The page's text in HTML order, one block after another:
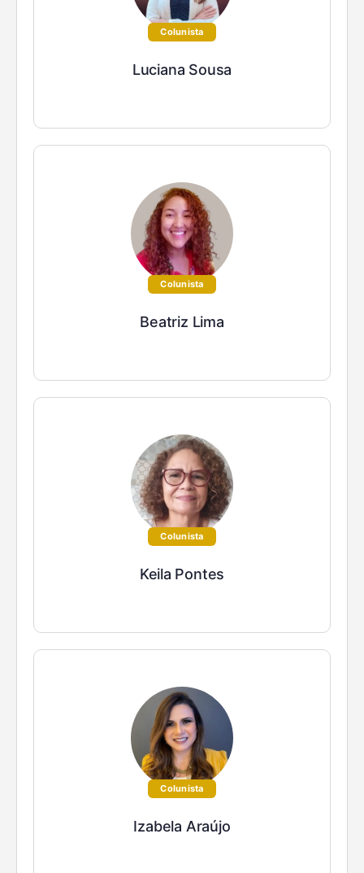
Colunista
Luciana Sousa
Colunista
Beatriz Lima
Colunista
Keila Pontes
Colunista
Izabela Araújo